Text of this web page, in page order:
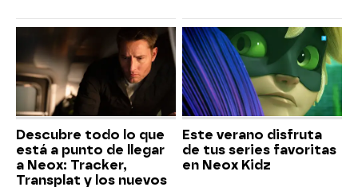
Descubre todo lo que
está a punto de llegar
a Neox: Tracker,
Transplat y los nuevos
Este verano disfruta
de tus series favoritas
en Neox Kidz